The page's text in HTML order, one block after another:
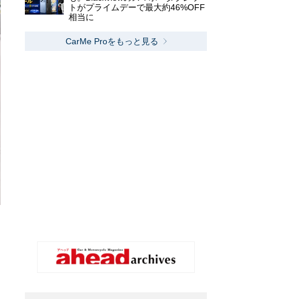
トがプライムデーで最大約46%OFF
相当に
CarMe Proをもっと見る